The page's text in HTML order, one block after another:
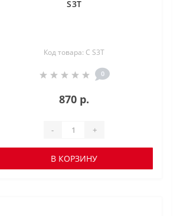
S3T
Код товара: C S3T
0
870 р.
- +
В КОРЗИНУ